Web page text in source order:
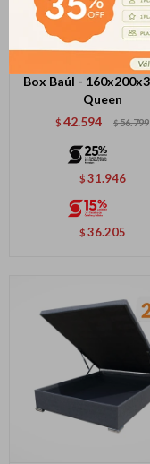
Box Baúl -
Queen
$ 42.594 $56.799
$ 31.946
$ 36.205
Fecha de
Día
Elegí tus
Elegís
pago
* sujeto a